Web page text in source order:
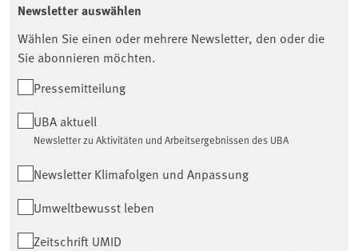
Newsletter auswählen
Wählen Sie einen oder mehrere Newsletter, den oder die
Sie abonnieren möchten.
Pressemitteilung
UBA aktuell
Newsletter zu Aktivitäten und Arbeitsergebnissen des UBA
Newsletter Klimafolgen und Anpassung
Umweltbewusst leben
Zeitschrift UMID